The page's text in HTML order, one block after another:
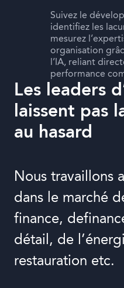
Suivez le
identifiez les
mesurez
organisation
l’IA, reliant
performance
Les leaders
laissent pas
au hasard
Nous travaillons
dans le marché
finance,
détail, de
restauration etc.